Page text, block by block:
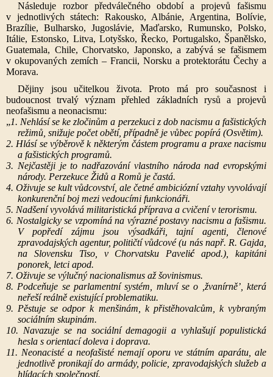
Následuje rozbor předválečného období a projevů fašismu
v jednotlivých státech: Rakousko, Albánie, Argentina, Bolívie,
Brazílie, Bulharsko, Jugoslávie, Maďarsko, Rumunsko, Polsko,
Itálie, Estonsko, Litva, Lotyšsko, Řecko, Portugalsko, Španělsko,
Guatemala, Chile, Chorvatsko, Japonsko, a zabývá se fašismem
v okupovaných zemích – Francii, Norsku a protektorátu Čechy a
Morava.
Dějiny jsou učitelkou života. Proto má pro současnost i
budoucnost trvalý význam přehled základních rysů a projevů
neofašismu a neonacismu:
„1. Nehlásí se ke zločinům a perzekuci z dob nacismu a fašistických
režimů, snižuje počet obětí, případně je vůbec popírá (Osvětim).
2. Hlásí se výběrově k některým částem programu a praxe nacismu
a fašistických programů.
3. Nejčastěji je to nadřazování vlastního národa nad evropskými
národy. Perzekuce Židů a Romů je častá.
4. Oživuje se kult vůdcovství, ale četné ambiciózní vztahy vyvolávají
konkurenční boj mezi vedoucími funkcionáři.
5. Nadšení vyvolává militaristická příprava a cvičení v terorismu.
6. Nostalgicky se vzpomíná na výrazné postavy nacismu a fašismu.
V popředí zájmu jsou výsadkáři, tajní agenti, členové
zpravodajských agentur, političtí vůdcové (u nás např. R. Gajda,
na Slovensku Tiso, v Chorvatsku Pavelićapod.), kapitáni
ponorek, letci apod.
7. Oživuje se výlučný nacionalismus až šovinismus.
8. Podceňuje se parlamentní systém, mluví se o ,žvanírně’, která
neřeší reálně existující problematiku.
9. Pěstuje se odpor k menšinám, k přistěhovalcům, k vybraným
sociálním skupinám.
10. Navazuje se na sociální demagogii a vyhlašují populistická
hesla s orientací doleva i doprava.
11. Neonacisté a neofašisté nemají oporu ve státním aparátu, ale
jednotlivě pronikají do armády, policie, zpravodajských služeb a
hlídacích společností.